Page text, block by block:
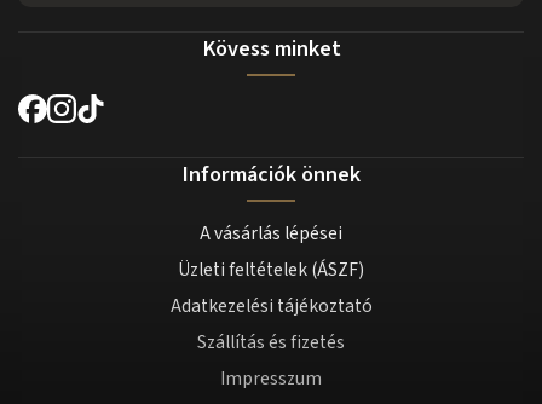
Kövess minket
Információk önnek
A vásárlás lépései
Üzleti feltételek (ÁSZF)
Adatkezelési tájékoztató
Szállítás és fizetés
Impresszum